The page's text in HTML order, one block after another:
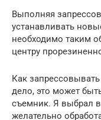
Выполняя
устанавливать
необходимо таким
центру
Как
дело, это может
съемник. Я выбрал
желательно